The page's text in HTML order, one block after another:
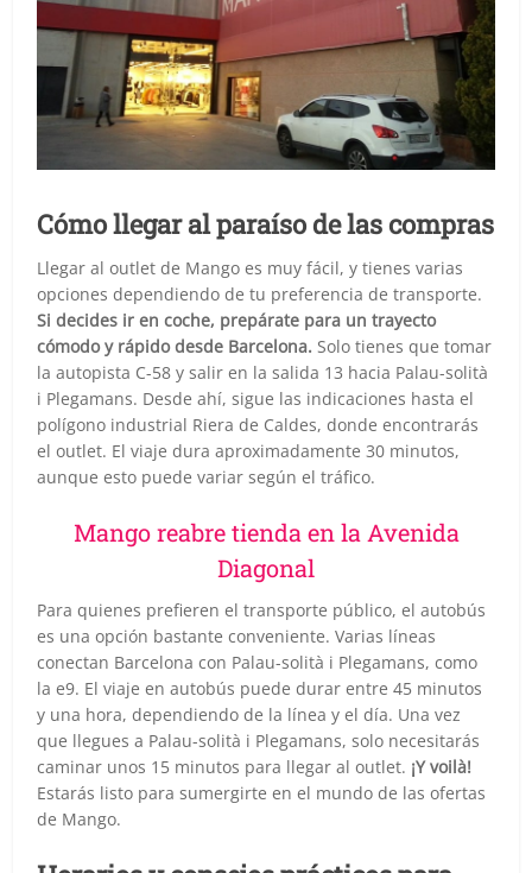
Cómo llegar al paraíso de las compras
Llegar al outlet de Mango es muy fácil, y tienes varias
opciones dependiendo de tu preferencia de transporte.
Si decides ir en coche, prepárate para un trayecto
cómodo y rápido desde Barcelona. Solo tienes que tomar
la autopista C-58 y salir en la salida 13 hacia Palau-solità
i Plegamans. Desde ahí, sigue las indicaciones hasta el
polígono industrial Riera de Caldes, donde encontrarás
el outlet. El viaje dura aproximadamente 30 minutos,
aunque esto puede variar según el tráfico.
Mango reabre tienda en la Avenida
Diagonal
Para quienes prefieren el transporte público, el autobús
es una opción bastante conveniente. Varias líneas
conectan Barcelona con Palau-solità i Plegamans, como
la e9. El viaje en autobús puede durar entre 45 minutos
y una hora, dependiendo de la línea y el día. Una vez
que llegues a Palau-solità i Plegamans, solo necesitarás
caminar unos 15 minutos para llegar al outlet. ¡Y voilà!
Estarás listo para sumergirte en el mundo de las ofertas
de Mango.